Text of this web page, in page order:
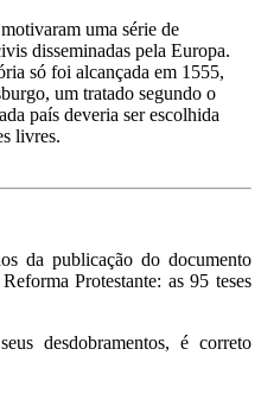
uma série de
disseminadas pela Europa.
só foi alcançada em 1555,
um tratado segundo o
país deveria ser escolhida
livres.
da publicação do documento
Protestante: as 95 teses
desdobramentos, é correto